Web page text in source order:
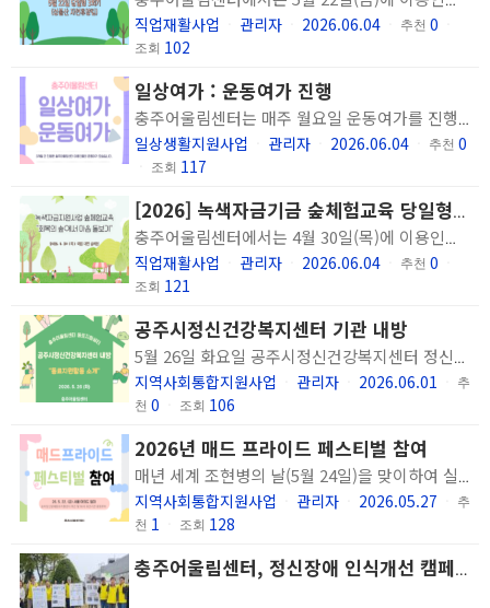
직업재활사업 관리자 2026.06.04 추천 0
조회 102
일상여가 : 운동여가 진행
충주어울림센터는 매주 월요일 운동여가를 진행하며 풋살, 볼링, 포켓볼 등 여러 스포츠를 경험하는 시간을 가졌습니다. 이용인들은 회기가 지날수록 더욱 건강하고 활기찬 모습을 보여주었습니다. 앞으로 진행하는 운동여가 프로그램에도 많은 관심 부탁드립니다.
일상생활지원사업 관리자 2026.06.04 추천 0
조회 117
[2026] 녹색자금기금 숲체험교육 당일형 2회기 진행
충주어울림센터에서는 4월 30일(목)에 이용인의 신체적, 정신적, 사회적 회복을 지원하는 녹색자금 지원사업 숲체험교육인 정신장애인의 숲 활동을 통한 마음 성장 프로그램 '회복의 숲에서 마음 돌보기' 당일형 2회기를 진행하였습니다.
직업재활사업 관리자 2026.06.04 추천 0
조회 121
공주시정신건강복지센터 기관 내방
5월 26일 화요일 공주시정신건강복지센터 정신건강팀의 종사자와 동료지원인이 저희 기관에서 수행하고 있는 동료지원활동을 견학하고자 방문하였습니다. 동료지원인 4명이 주도하여 기관 및 쉼터, 동료지원활동 소개를 준비하고 수행하였습니다. 앞으로도 동료지원인의 성장과 역할 확대를 위해 적극적으로 지원하고자 합니다.
지역사회통합지원사업 관리자 2026.06.01
추
천 0 조회 106
2026년 매드 프라이드 페스티벌 참여
매년 세계 조현병의 날(5월 24일)을 맞이하여 실시하는 매드 프라이드 페스티벌에 참여하였습니다. 우리의 모습과 목소리에 관심 갖는 시민들이 신기하고 보람 있는 시간이었습니다. 앞으로도 우리의 삶과 목소리를 자주 표현할 수 있길 바라봅니다.
지역사회통합지원사업 관리자 2026.05.27
추
천 1 조회 128
충주어울림센터, 정신장애 인식개선 캠페인 실시(한국장애인신문)